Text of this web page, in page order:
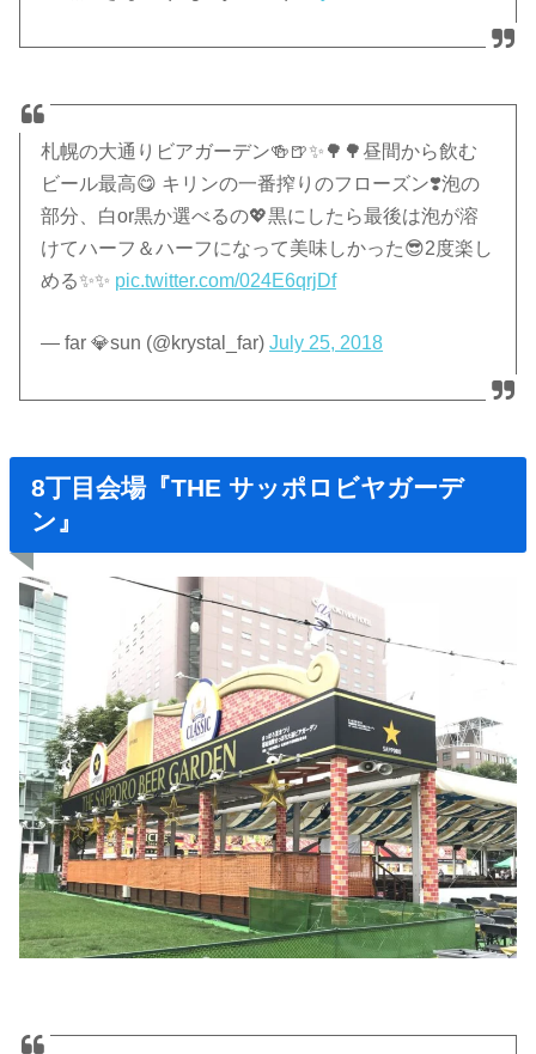
札幌の大通りビアガーデン🍻🍺✨🌳🌳昼間から飲む
ビール最高😋 キリンの一番搾りのフローズン❣️泡の
部分、白or黒か選べるの💖黒にしたら最後は泡が溶
けてハーフ＆ハーフになって美味しかった😎2度楽し
める✨✨ pic.twitter.com/024E6qrjDf
— far 💎sun (@krystal_far)July 25, 2018
8丁目会場『THE サッポロビヤガーデ
ン』